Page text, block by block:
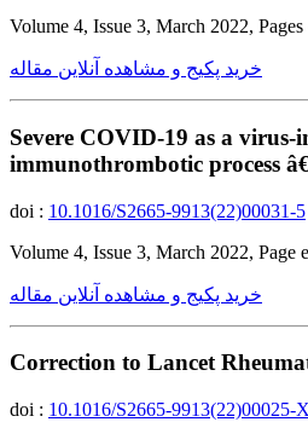
Volume 4, Issue 3, March 2022, Pages
خرید پکیج و مشاهده آنلاین مقاله
Severe COVID-19 as a virus-
immunothrombotic process
doi : 10.1016/S2665-9913(22)00031-5
Volume 4, Issue 3, March 2022, Page
خرید پکیج و مشاهده آنلاین مقاله
Correction to Lancet
doi : 10.1016/S2665-9913(22)00025-X